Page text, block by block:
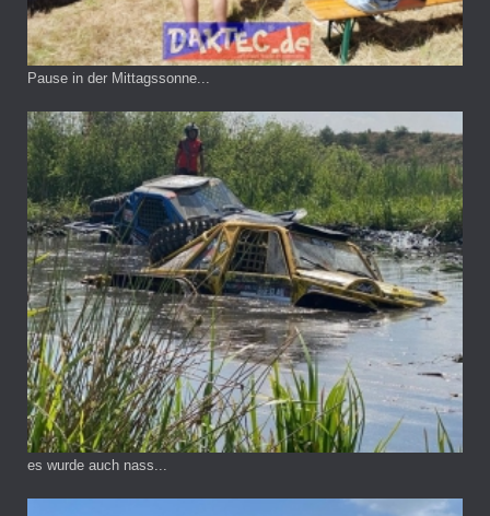
Pause in der Mittagssonne...
es wurde auch nass...